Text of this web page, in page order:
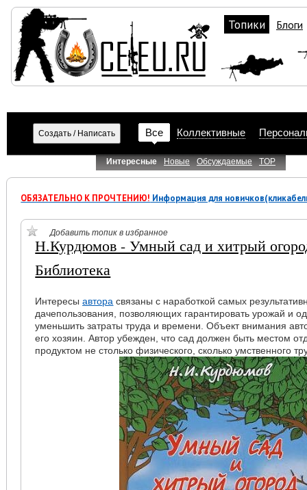
Топики Блоги
Все Коллективные
Интересные Новые Обсуждаемые TOP
ОБЯЗАТЕЛЬНО К ПРОЧТЕНИЮ! Информация для
Добавить топик в избранное
Н.Курдюмов - Умный сад и хитрый
Библиотека
Интересыавтора связаны с наработкой самых
дачепользования, позволяющих гарантировать урожай и
уменьшить затраты труда и времени. Объект внимания
его хозяин. Автор убежден, что сад должен быть местом
продуктом не столько физического, сколько умственного